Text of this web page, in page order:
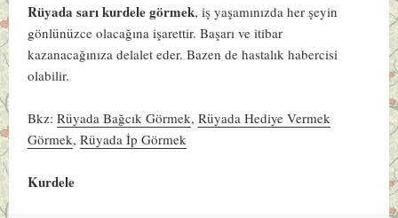
Rüyada sarı kurdele görmek, iş yaşamınızda her şeyin
gönlünüzce olacağına işarettir. Başarı ve itibar
kazanacağınıza delalet eder. Bazen de hastalık habercisi
olabilir.
Bkz:Rüyada Bağcık Görmek,Rüyada Hediye Vermek
Görmek,Rüyada İp Görmek
Kurdele